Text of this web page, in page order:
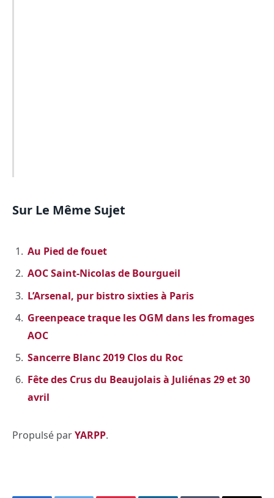
Sur Le Même Sujet
Au Pied de fouet
AOC Saint-Nicolas de Bourgueil
L’Arsenal, pur bistro sixties à Paris
Greenpeace traque les OGM dans les fromages
AOC
Sancerre Blanc 2019 Clos du Roc
Fête des Crus du Beaujolais à Juliénas 29 et 30
avril
Propulsé parYARPP.